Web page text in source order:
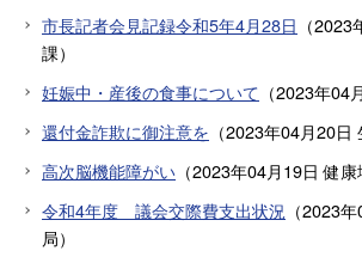
市長記者会見記録令和5年4月28日 （2023
課）
妊娠中・産後の食事について （2023年04
還付金詐欺に御注意を （2023年04月20日
高次脳機能障がい （2023年04月19日 健康
令和4年度 議会交際費支出状況 （2023年
局）